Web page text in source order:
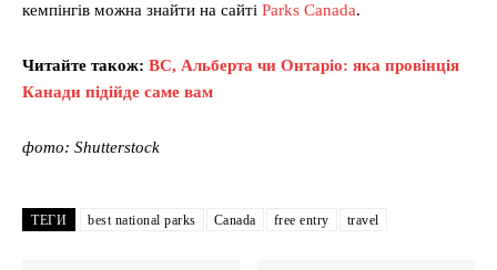
кемпінгів можна знайти на сайті Parks Canada.
Читайте також: BC, Альберта чи Онтаріо: яка провінція
Канади підійде саме вам
фото: Shutterstock
ТЕГИ best national parks Canada free entry travel